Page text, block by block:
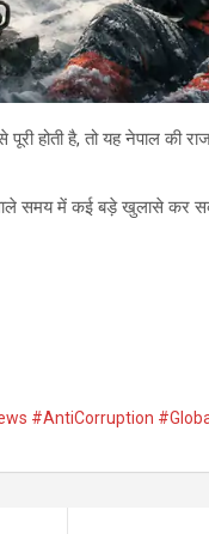
पूरी होती है, तो यह नेपाल
समय में कई बड़े खुलासे कर
#AntiCorruption